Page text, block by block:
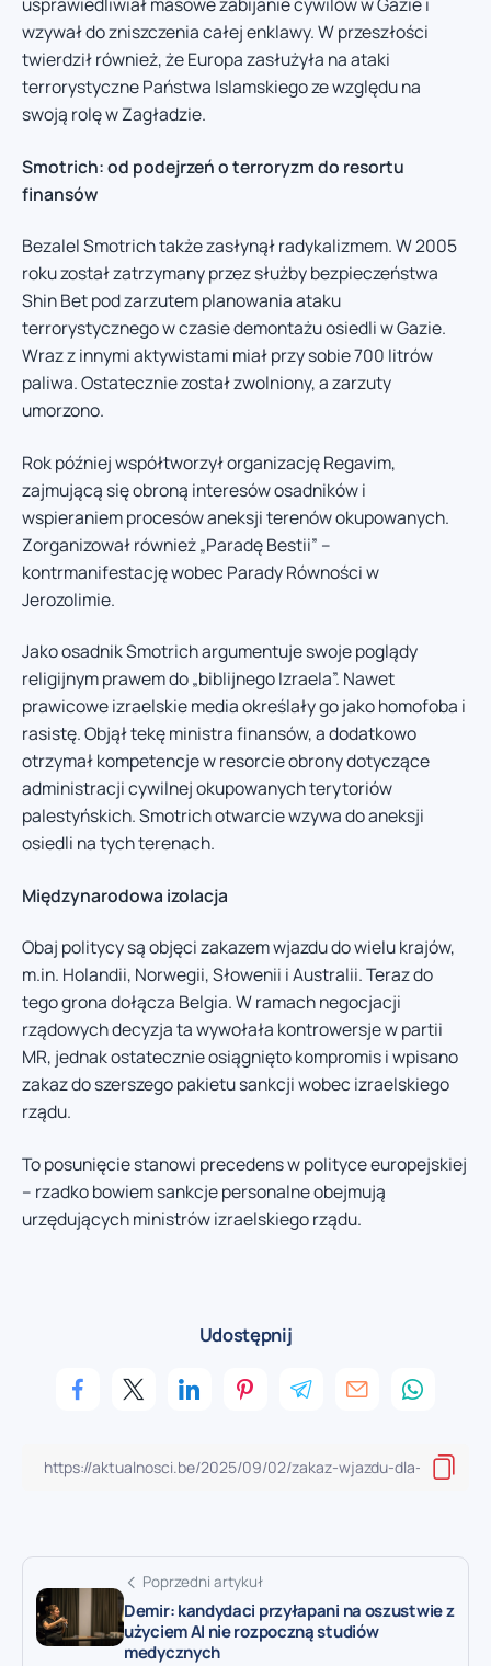
usprawiedliwiał masowe zabijanie cywilów w Gazie i
wzywał do zniszczenia całej enklawy. W przeszłości
twierdził również, że Europa zasłużyła na ataki
terrorystyczne Państwa Islamskiego ze względu na
swoją rolę w Zagładzie.
Smotrich: od podejrzeń o terroryzm do resortu
finansów
Bezalel Smotrich także zasłynął radykalizmem. W 2005
roku został zatrzymany przez służby bezpieczeństwa
Shin Bet pod zarzutem planowania ataku
terrorystycznego w czasie demontażu osiedli w Gazie.
Wraz z innymi aktywistami miał przy sobie 700 litrów
paliwa. Ostatecznie został zwolniony, a zarzuty
umorzono.
Rok później współtworzył organizację Regavim,
zajmującą się obroną interesów osadników i
wspieraniem procesów aneksji terenów okupowanych.
Zorganizował również „Paradę Bestii” –
kontrmanifestację wobec Parady Równości w
Jerozolimie.
Jako osadnik Smotrich argumentuje swoje poglądy
religijnym prawem do „biblijnego Izraela”. Nawet
prawicowe izraelskie media określały go jako homofoba i
rasistę. Objął tekę ministra finansów, a dodatkowo
otrzymał kompetencje w resorcie obrony dotyczące
administracji cywilnej okupowanych terytoriów
palestyńskich. Smotrich otwarcie wzywa do aneksji
osiedli na tych terenach.
Międzynarodowa izolacja
Obaj politycy są objęci zakazem wjazdu do wielu krajów,
m.in. Holandii, Norwegii, Słowenii i Australii. Teraz do
tego grona dołącza Belgia. W ramach negocjacji
rządowych decyzja ta wywołała kontrowersje w partii
MR, jednak ostatecznie osiągnięto kompromis i wpisano
zakaz do szerszego pakietu sankcji wobec izraelskiego
rządu.
To posunięcie stanowi precedens w polityce europejskiej
– rzadko bowiem sankcje personalne obejmują
urzędujących ministrów izraelskiego rządu.
Udostępnij
Poprzedni artykuł
Demir: kandydaci przyłapani na oszustwie z
użyciem AI nie rozpoczną studiów
medycznych